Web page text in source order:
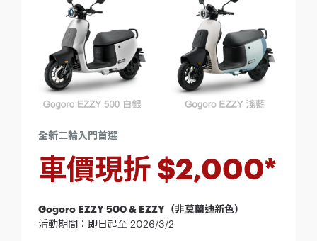
全新二輪入門首選
車價現折 $2,000*
Gogoro EZZY 500 & EZZY（非莫蘭迪新色）
活動期間：即日起至 2026/3/2